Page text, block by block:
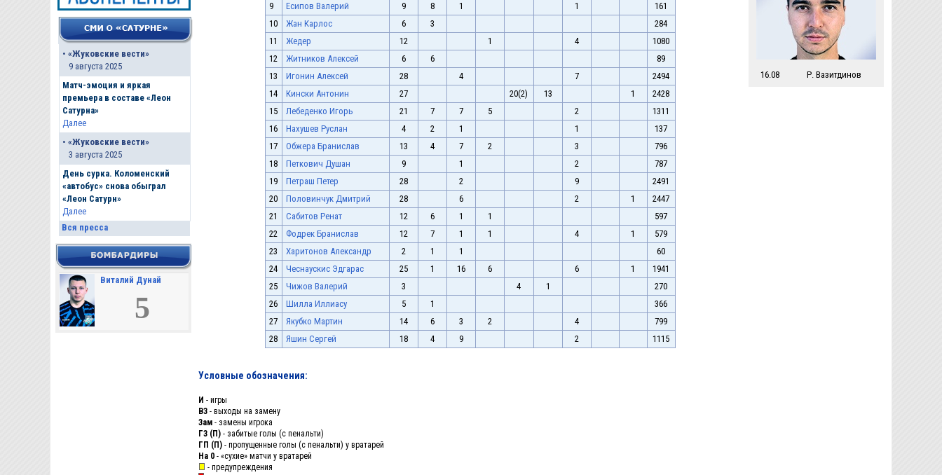
• «Жуковские вести»
9 августа 2025
Матч-эмоция и яркая
премьера в составе «Леон
Сатурна»
Далее
• «Жуковские вести»
3 августа 2025
День сурка. Коломенский
«автобус» снова обыграл
«Леон Сатурн»
Далее
Вся пресса
Виталий Дунай
5
9
Есипов Валерий 9 8 1 1
161
10
Жан Карлос 6 3
284
11
Жедер 12 1 4
1080
12
Житников Алексей 6 6
89
13
Игонин Алексей 28 4 7
2494
14
Кински Антонин 27 20(2) 13 1
2428
15
Лебеденко Игорь 21 7 7 5 2
1311
16
Нахушев Руслан 4 2 1 1
137
17
Обжера Бранислав 13 4 7 2 3
796
18
Петкович Душан 9 1 2
787
19
Петраш Петер 28 2 9
2491
20
Половинчук Дмитрий 28 6 2 1
2447
21
Сабитов Ренат 12 6 1 1
597
22
Фодрек Бранислав 12 7 1 1 4 1
579
23
Харитонов Александр 2 1 1
60
24
Чеснаускис Эдгарас 25 1 16 6 6 1
1941
25
Чижов Валерий 3 4 1
270
26
Шилла Иллиасу 5 1
366
27
Якубко Мартин 14 6 3 2 4
799
28
Яшин Сергей 18 4 9 2 1115
Условные обозначения:
И - игры
ВЗ - выходы на замену
Зам - замены игрока
ГЗ (П) - забитые голы (с пенальти)
ГП (П) - пропущенные голы (с пенальти) у вратарей
На 0 - «сухие» матчи у вратарей
- предупреждения
16.08 Р. Вазитдинов